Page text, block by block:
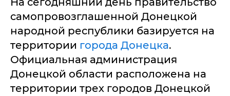
самопровозглашенной Донецкой
народной республики базируется на
территории города Донецка.
Официальная администрация
Донецкой области расположена на
территории трех городов Донецкой